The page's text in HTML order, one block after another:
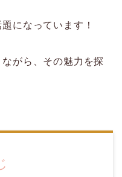
になっています！
がら、その魅力を探